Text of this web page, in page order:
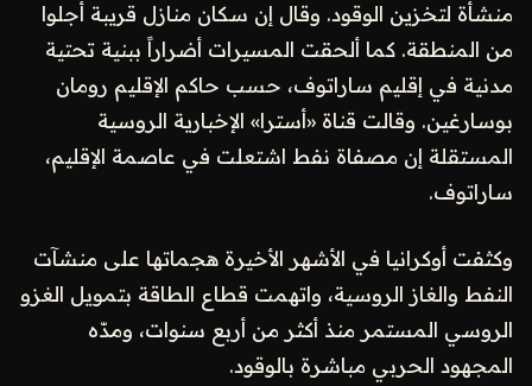
منشأة لتخزين الوقود. وقال إن سكان منازل قريبة أجلوا
من المنطقة. كما ألحقت المسيرات أضراراً ببنية تحتية
مدنية في إقليم ساراتوف، حسب حاكم الإقليم رومان
بوسارغين. وقالت قناة «أسترا» الإخبارية الروسية
المستقلة إن مصفاة نفط اشتعلت في عاصمة الإقليم،
ساراتوف.
وكثفت أوكرانيا في الأشهر الأخيرة هجماتها على منشآت
النفط والغاز الروسية، واتهمت قطاع الطاقة بتمويل الغزو
الروسي المستمر منذ أكثر من أربع سنوات، ومدّه
المجهود الحربي مباشرة بالوقود.